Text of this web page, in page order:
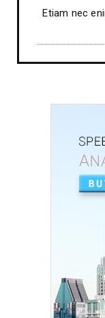
Etiam nec
Vestibulum
Etiam nec